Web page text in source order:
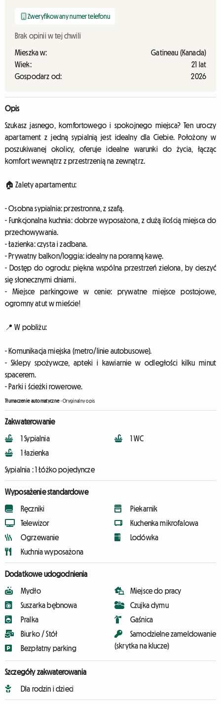
Zweryfikowany numer telefonu
Brak opinii w tej chwili
Mieszka w:
Gatineau (Kanada)
Wiek:
21 lat
Gospodarz od:
2026
Opis
Szukasz jasnego, komfortowego i spokojnego miejsca? Ten uroczy
apartament z jedną sypialnią jest idealny dla Ciebie. Położony w
poszukiwanej okolicy, oferuje idealne warunki do życia, łącząc
komfort wewnątrz z przestrzenią na zewnątrz.
🏠 Zalety apartamentu:
- Osobna sypialnia: przestronna, z szafą.
- Funkcjonalna kuchnia: dobrze wyposażona, z dużą ilością miejsca do
przechowywania.
- Łazienka: czysta i zadbana.
- Prywatny balkon/loggia: idealny na poranną kawę.
- Dostęp do ogrodu: piękna wspólna przestrzeń zielona, by cieszyć
się słonecznymi dniami.
- Miejsce parkingowe w cenie: prywatne miejsce postojowe,
ogromny atut w mieście!
📍 W pobliżu:
- Komunikacja miejska (metro/linie autobusowe).
- Sklepy spożywcze, apteki i kawiarnie w odległości kilku minut
spacerem.
- Parki i ścieżki rowerowe.
Tłumaczenie automatyczne-Oryginalny opis
Zakwaterowanie
1 Sypialnia
1 łazienka
1 WC
Sypialnia :1 Łóżko pojedyncze
Wyposażenie standardowe
Ręczniki
Telewizor
Ogrzewanie
Kuchnia wyposażona
Piekarnik
Kuchenka mikrofalowa
Lodówka
Dodatkowe udogodnienia
Mydło
Suszarka bębnowa
Pralka
Biurko / Stół
Bezpłatny parking
Miejsce do pracy
Czujka dymu
Gaśnica
Samodzielne zameldowanie
(skrytka na klucze)
Szczegóły zakwaterowania
Dla rodzin i dzieci